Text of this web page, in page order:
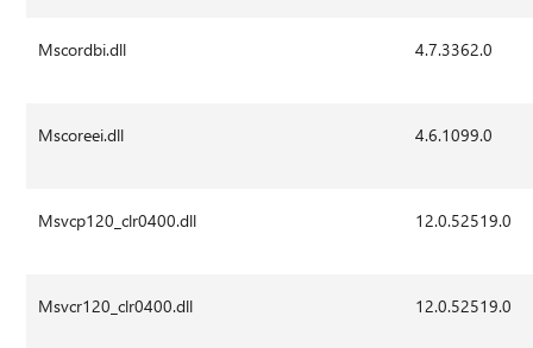
Mscordbi.dll 4.7.3362.0
Mscoreei.dll 4.6.1099.0
Msvcp120_clr0400.dll 12.0.52519.0
Msvcr120_clr0400.dll 12.0.52519.0